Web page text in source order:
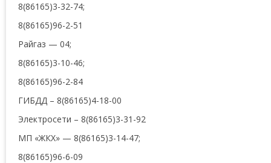
8(86165)3-32-74;
8(86165)96-2-51
Райгаз — 04;
8(86165)3-10-46;
8(86165)96-2-84
ГИБДД – 8(86165)4-18-00
Электросети – 8(86165)3-31-92
МП «ЖКХ» — 8(86165)3-14-47;
8(86165)96-6-09